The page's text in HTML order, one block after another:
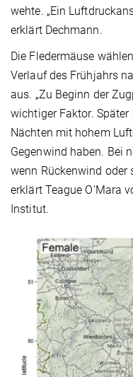
wehte. „Ein
erklärt Dechmann.
Die Fledermäuse
Verlauf des Frühjahrs
aus. „Zu Beginn der
wichtiger Faktor.
Nächten mit hohem
Gegenwind haben. Bei
wenn Rückenwind oder
erklärt Teague O'Mara
Institut.